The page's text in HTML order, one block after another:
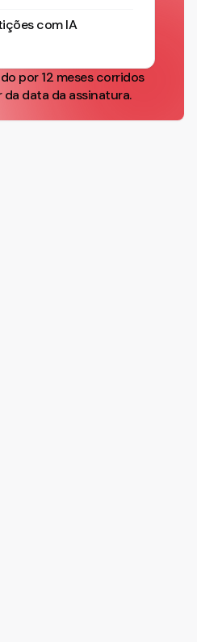
com IA
por 12 meses corridos
data da assinatura.